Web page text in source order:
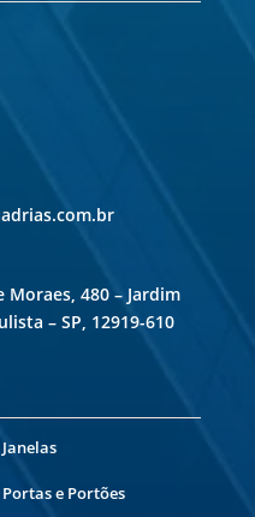
Moraes, 480 – Jardim
– SP, 12919-610
Janelas
Portas e Portões